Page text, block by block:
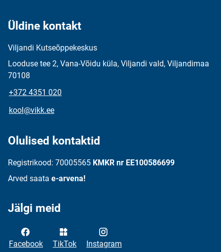
Üldine kontakt
Viljandi Kutseõppekeskus
Looduse tee 2, Vana-Võidu küla, Viljandi vald, Viljandimaa
70108
+372 4351 020
kool@vikk.ee
Olulised kontaktid
Registrikood: 70005565 KMKR nr EE100586699
Arved saata e-arvena!
Jälgi meid
Facebook TikTok Instagram